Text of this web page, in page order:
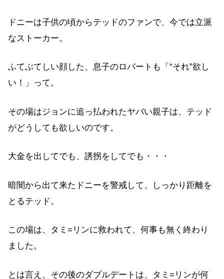
ドニーは子供の頃からテッドのファンで、今では立派
なストーカー。
ふてぶてしい顔した、息子のロバートも「“それ”欲し
い！」って。
その場はジョンに追っ払われたヤバい親子は、テッド
がどうしても欲しいのです。
大金を出してでも、誘拐をしてでも・・・
暗闇から出て来たドニーを警戒して、しっかり距離を
とるテッド。
この場は、タミ=リンに救われて、何事も無く終わり
ました。
とは言え、その後のダブルデートは、タミ=リンが何